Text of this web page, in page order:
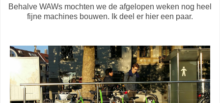
Behalve WAWs mochten we de afgelopen weken nog heel
fijne machines bouwen. Ik deel er hier een paar.